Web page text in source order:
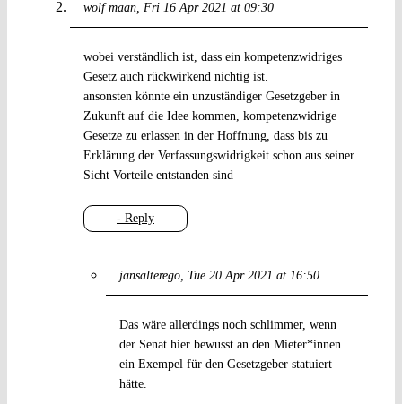
wolf maan Fri 16 Apr 2021 at 09:30
- Reply
wobei verständlich ist, dass ein kompetenzwidriges
Gesetz auch rückwirkend nichtig ist.
ansonsten könnte ein unzuständiger Gesetzgeber in
Zukunft auf die Idee kommen, kompetenzwidrige
Gesetze zu erlassen in der Hoffnung, dass bis zu
Erklärung der Verfassungswidrigkeit schon aus seiner
Sicht Vorteile entstanden sind
jansalterego Tue 20 Apr 2021 at 16:50
Das wäre allerdings noch schlimmer, wenn
der Senat hier bewusst an den Mieter*innen
ein Exempel für den Gesetzgeber statuiert
hätte.